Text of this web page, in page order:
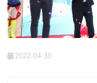
2022-04-30